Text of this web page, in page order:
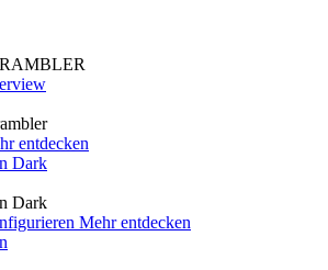
entdecken
Dark
Dark
Mehr entdecken